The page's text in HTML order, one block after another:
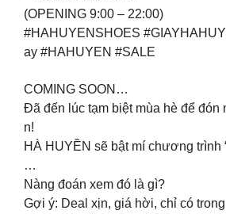
(OPENING 9:00 – 22:00)
#HAHUYENSHOES
ay #HAHUYEN #SALE
COMING SOON…
Đã đến lúc tạm biệt mùa hè để đón
n!
HÀ HUYỀN sẽ bật mí chương trình
…
Nàng đoán xem đó là gì?
Gợi ý: Deal xịn, giá hời, chỉ có